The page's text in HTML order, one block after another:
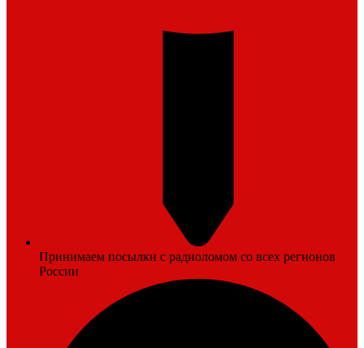
Принимаем посылки с радиоломом со всех регионов
России